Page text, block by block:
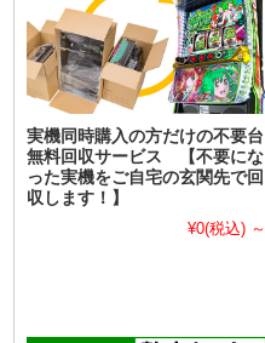
実機同時購入の方だけの不要台
無料回収サービス 【不要にな
った実機をご自宅の玄関先で回
収します！】
¥0(税込) ～